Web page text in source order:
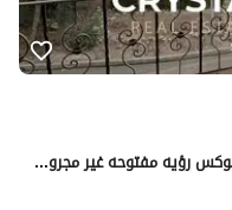
عماره للبيع في الحي الخامس اكتوبر هاي لوكس رؤيه مفتوحه غير مجروحه بسعر مميز